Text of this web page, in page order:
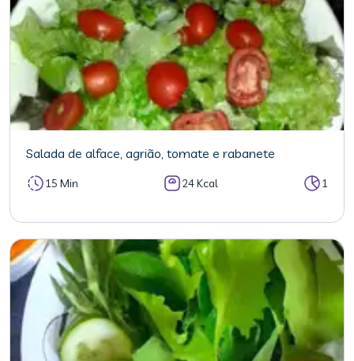
Salada de alface, agrião, tomate e rabanete
15 Min 24 Kcal 1